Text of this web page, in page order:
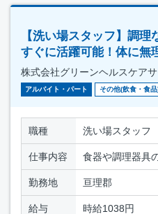
【洗い場スタッフ】調
すぐに活躍可能！体に無
株式会社グリーンヘルスケアサ
アルバイト・パート その他(飲食・食品
職種 洗い場スタッフ
仕事内容 食器や調理器具
勤務地 亘理郡
給与 時給1038円